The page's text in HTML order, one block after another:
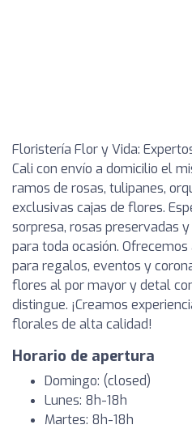
Floristería Flor y Vida:
Cali con envío a domicilio el
ramos de rosas, tulipanes,
exclusivas cajas de flores.
sorpresa, rosas preservadas
para toda ocasión.
para regalos, eventos y
flores al por mayor y detal
distingue. ¡Creamos
florales de alta calidad!
Horario de apertura
Domingo: (closed)
Lunes: 8h-18h
Martes: 8h-18h